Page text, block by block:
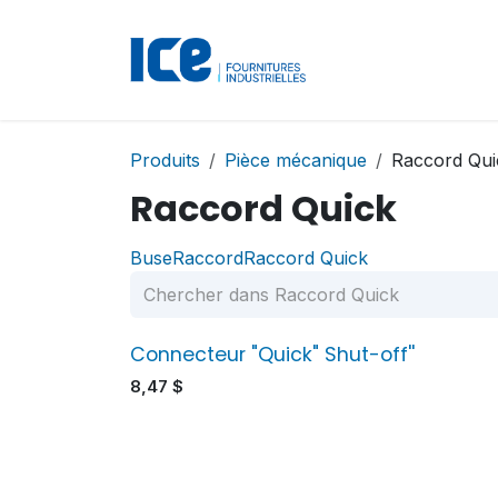
Produits Pièce mécanique Raccord
Raccord Quick
BuseRaccordRaccord Quick
Connecteur "Quick" Shut-off''
8,47 $